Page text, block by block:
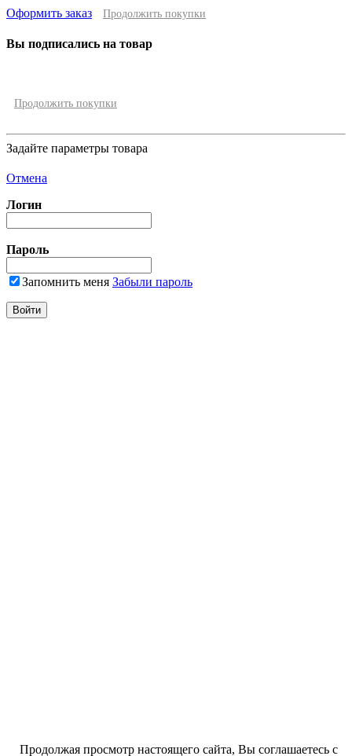
Оформить заказ Продолжить покупки
Вы подписались на товар
Продолжить покупки
Задайте параметры товара
Отмена
Логин
Пароль
Запомнить меня Забыли пароль
Продолжая просмотр настоящего сайта, Вы соглашаетесь с